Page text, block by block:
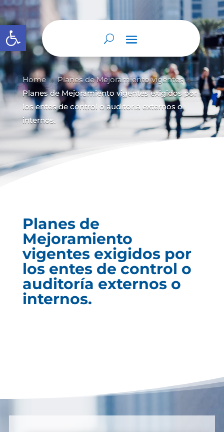
Abrir barra de herramientas
Home 9 Planes de Mejoramiento vigentes 9
Planes de Mejoramiento vigentes exigidos por
los entes de control o auditoría externos o
internos.
Planes de
Mejoramiento
vigentes exigidos por
los entes de control o
auditoría externos o
internos.